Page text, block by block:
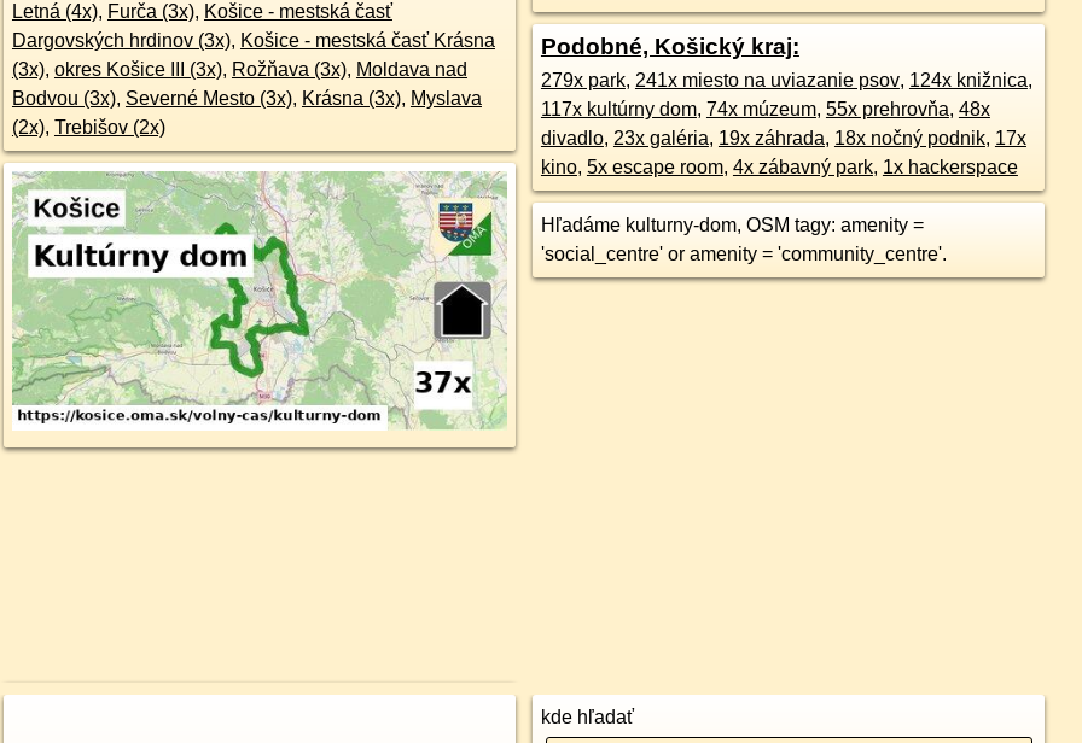
Letná (4x), Furča (3x), Košice - mestská časť
Dargovských hrdinov (3x), Košice - mestská časť Krásna
(3x), okres Košice III (3x), Rožňava (3x), Moldava nad
Bodvou (3x), Severné Mesto (3x), Krásna (3x), Myslava
(2x), Trebišov (2x)
Podobné, Košický kraj:
279x park, 241x miesto na uviazanie psov, 124x knižnica,
117x kultúrny dom, 74x múzeum, 55x prehrovňa, 48x
divadlo, 23x galéria, 19x záhrada, 18x nočný podnik, 17x
kino, 5x escape room, 4x zábavný park, 1x hackerspace
Hľadáme kulturny-dom, OSM tagy: amenity =
'social_centre' or amenity = 'community_centre'.
kde hľadať